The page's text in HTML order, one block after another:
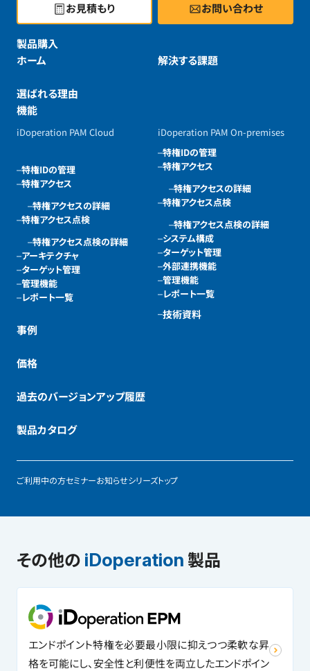
お見積もり お問い合わせ
製品購入
ホーム
解決する課題
選ばれる理由
機能
iDoperation PAM Cloud
特権IDの管理
特権アクセス
特権アクセスの詳細
特権アクセス点検
特権アクセス点検の詳細
アーキテクチャ
ターゲット管理
管理機能
レポート一覧
iDoperation PAM On-premises
特権IDの管理
特権アクセス
特権アクセスの詳細
特権アクセス点検
特権アクセス点検の詳細
システム構成
ターゲット管理
外部連携機能
管理機能
レポート一覧
技術資料
事例
価格
過去のバージョンアップ履歴
製品カタログ
ご利用中の方セミナーお知らせシリーズトップ
その他の iDoperation 製品
エンドポイント特権を必要最小限に抑えつつ柔軟な昇
格を可能にし、安全性と利便性を両立したエンドポイン